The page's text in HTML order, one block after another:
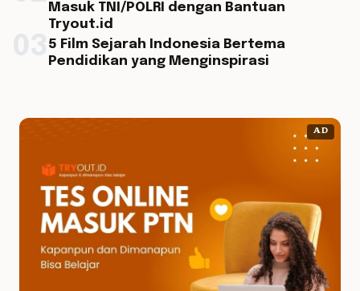
Masuk TNI/POLRI dengan Bantuan
Tryout.id
5 Film Sejarah Indonesia Bertema
Pendidikan yang Menginspirasi
AD